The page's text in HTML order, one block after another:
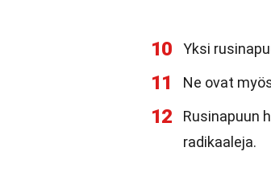
10 Yksi
11 Ne ovat
12
Rusinapuun
radikaaleja.